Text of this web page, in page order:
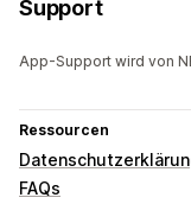
Support
App-Support wird von
Ressourcen
FAQs